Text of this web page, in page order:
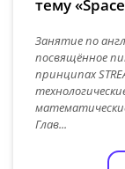
тему
Занятие по
посвящённое
принципах
Глав...